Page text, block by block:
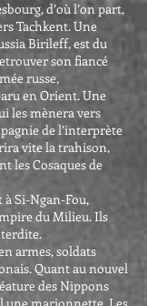
d’où l’on part,
Tachkent. Une
Birileff, est du
son fiancé
russe,
en Orient. Une
les mènera vers
de l’interprète
vite la trahison,
les Cosaques de
Si-Ngan-Fou,
du Milieu. Ils
armes, soldats
Quant au nouvel
des Nippons